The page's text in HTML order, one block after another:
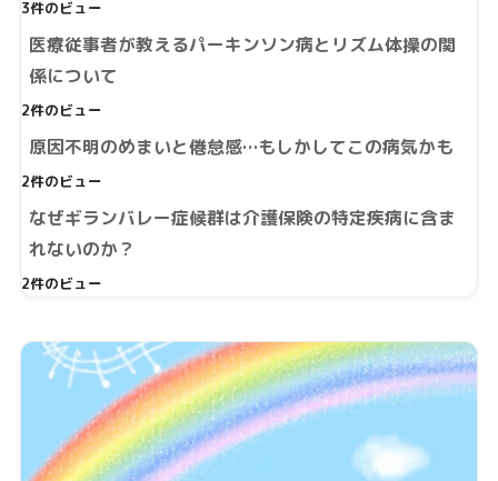
3件のビュー
医療従事者が教えるパーキンソン病とリズム体操の関
係について
2件のビュー
原因不明のめまいと倦怠感…もしかしてこの病気かも
2件のビュー
なぜギランバレー症候群は介護保険の特定疾病に含ま
れないのか？
2件のビュー